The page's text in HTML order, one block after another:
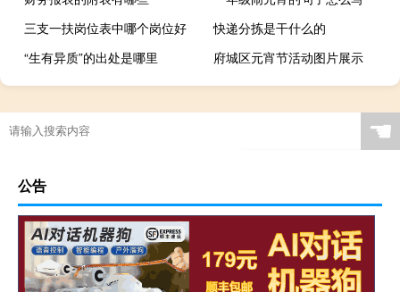
三支一扶岗位表中哪个岗位好
快递分拣是干什么的
“生有异质”的出处是哪里
府城区元宵节活动图片展示
☚
公告